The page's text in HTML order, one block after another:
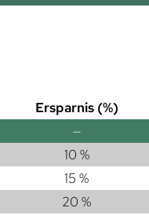
Ersparnis (%)
—
10 %
15 %
20 %